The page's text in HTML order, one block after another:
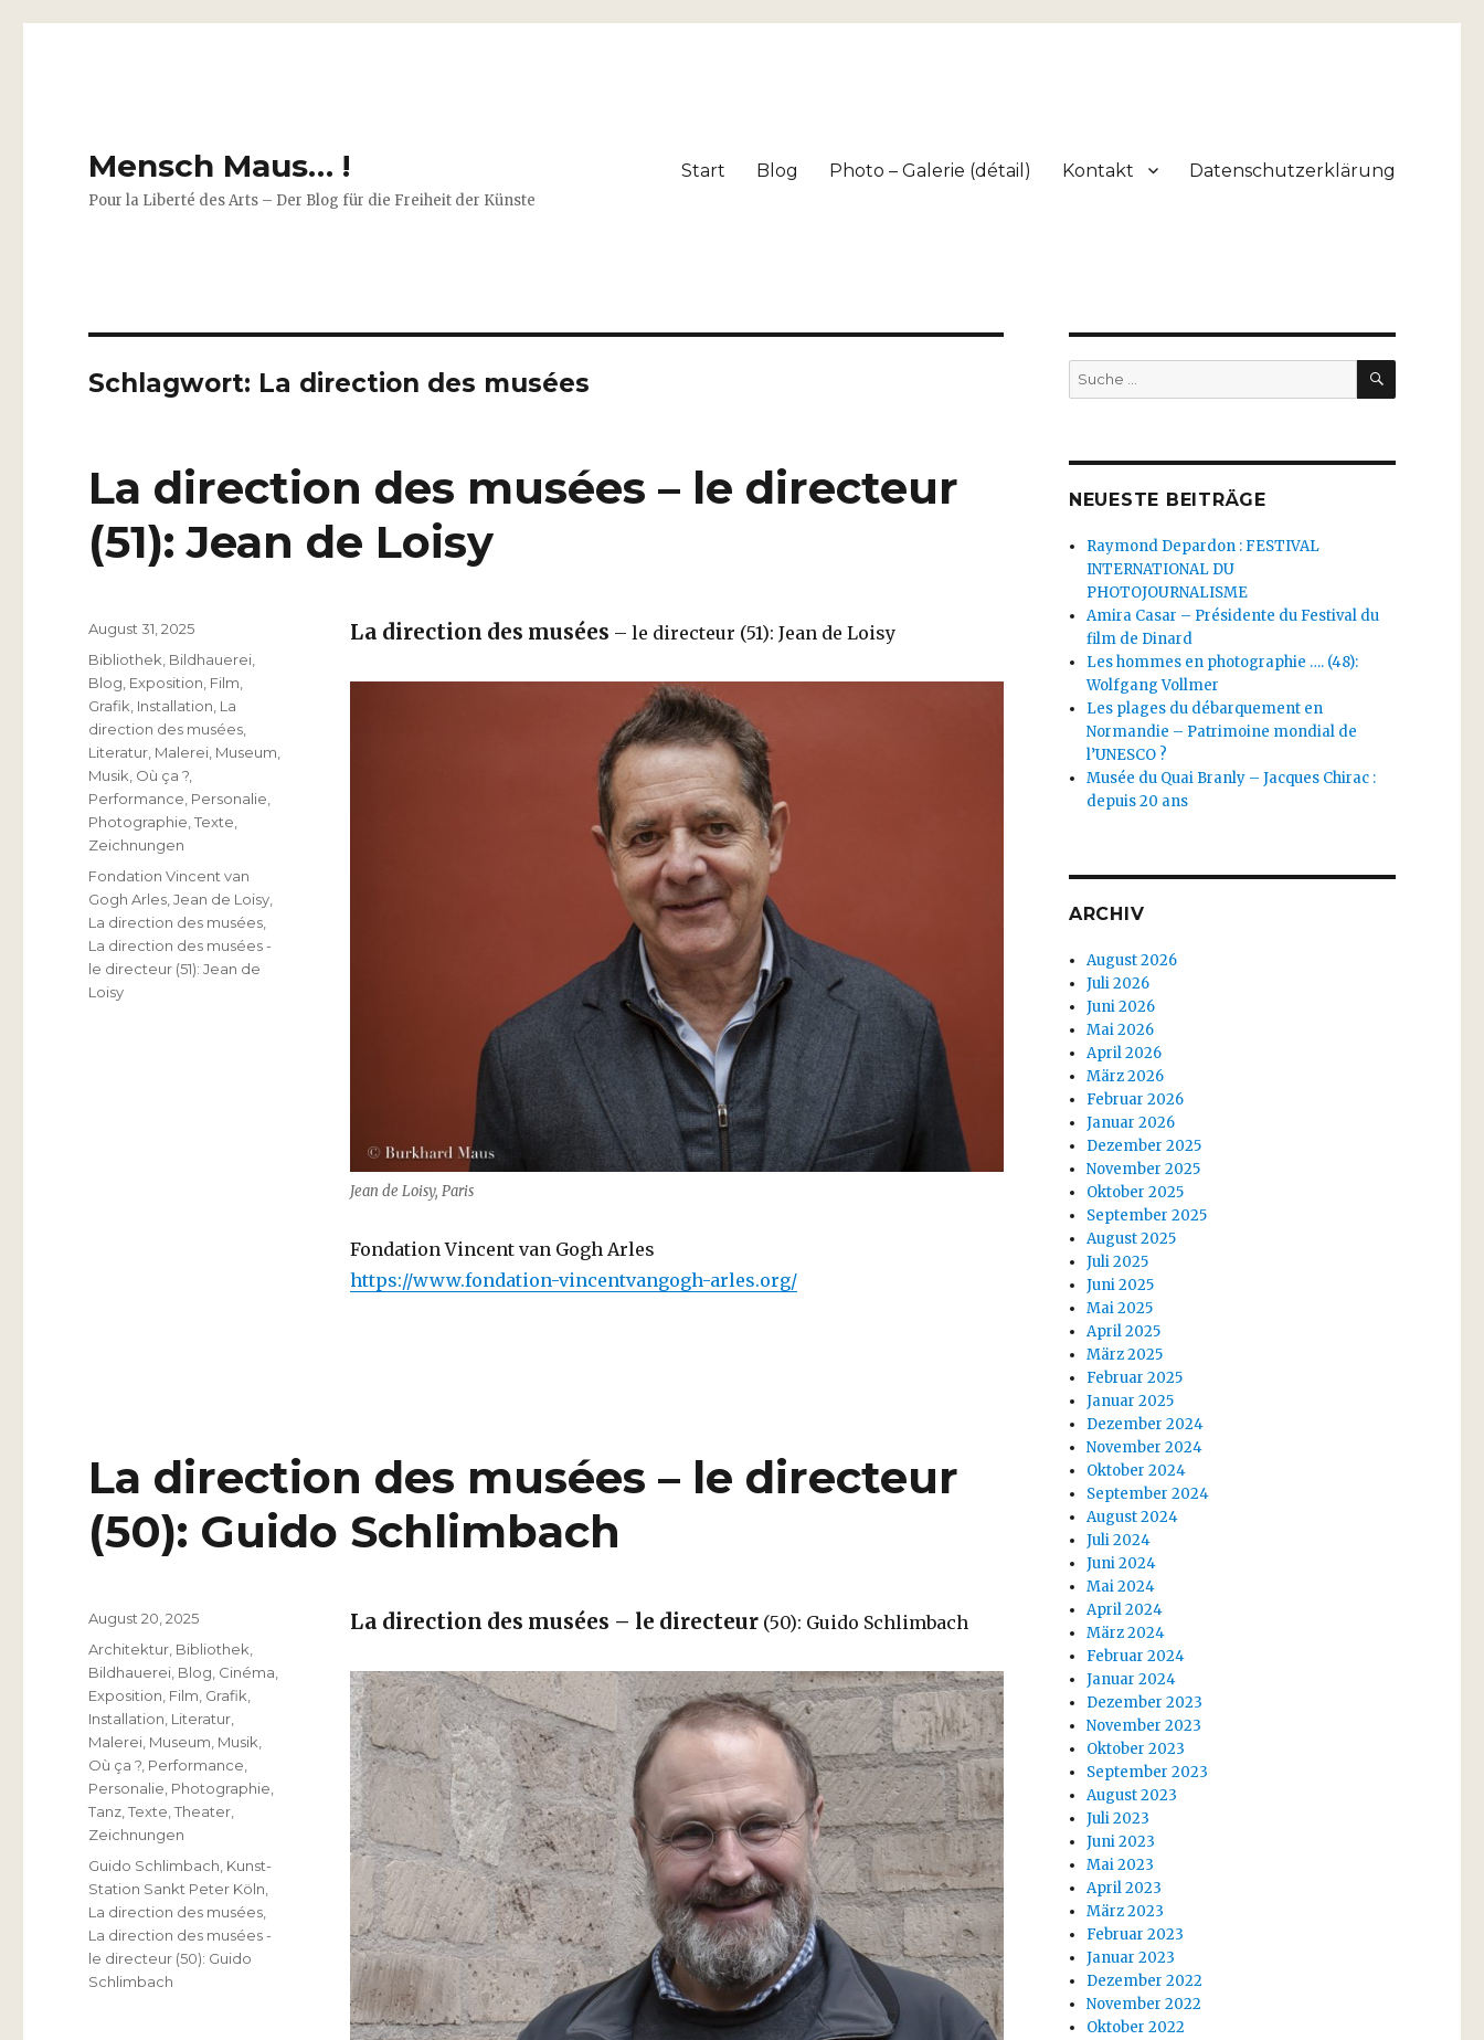
Mensch Maus… !
Pour la Liberté des Arts – Der Blog für die Freiheit der Künste
Start Blog Photo – Galerie (détail) Kontakt Datenschutzerklärung
Schlagwort: La direction des musées
La direction des musées – le directeur
(51): Jean de Loisy
La direction des musées – le directeur (51): Jean de Loisy
Jean de Loisy, Paris
Fondation Vincent van Gogh Arles
https://www.fondation-vincentvangogh-arles.org/
Veröffentlicht
am
August 31, 2025
Kategorien
Bibliothek Bildhauerei
Blog Exposition Film
Grafik Installation La
direction des musées
Literatur Malerei Museum
Musik Où ça ?
Performance Personalie
Photographie ,Texte
Zeichnungen
Schlagwörter
Fondation Vincent van
Gogh Arles ,Jean de Loisy
La direction des musées
La direction des musées -
le directeur (51): Jean de
Loisy
La direction des musées – le directeur
(50): Guido Schlimbach
La direction des musées – le directeur(50): Guido Schlimbach
Veröffentlicht
August 20, 2025
Kategorien
Architektur Bibliothek
Bildhauerei Blog Cinéma
Exposition Film Grafik
Installation Literatur
Malerei Museum Musik
Où ça ? Performance
Personalie Photographie
Tanz ,Texte ,Theater
Zeichnungen
Schlagwörter
Guido Schlimbach Kunst-
Station Sankt Peter Köln
La direction des musées
La direction des musées -
le directeur (50): Guido
Schlimbach
Suche
nach:
SUCHEN
NEUESTE BEITRÄGE
Raymond Depardon : FESTIVAL
INTERNATIONAL DU
PHOTOJOURNALISME
Amira Casar – Présidente du Festival du
film de Dinard
Les hommes en photographie …. (48):
Wolfgang Vollmer
Les plages du débarquement en
Normandie – Patrimoine mondial de
l’UNESCO ?
Musée du Quai Branly – Jacques Chirac :
depuis 20 ans
ARCHIV
August 2026
Juli 2026
Juni 2026
Mai 2026
April 2026
März 2026
Februar 2026
Januar 2026
Dezember 2025
November 2025
Oktober 2025
September 2025
August 2025
Juli 2025
Juni 2025
Mai 2025
April 2025
März 2025
Februar 2025
Januar 2025
Dezember 2024
November 2024
Oktober 2024
September 2024
August 2024
Juli 2024
Juni 2024
Mai 2024
April 2024
März 2024
Februar 2024
Januar 2024
Dezember 2023
November 2023
Oktober 2023
September 2023
August 2023
Juli 2023
Juni 2023
Mai 2023
April 2023
März 2023
Februar 2023
Januar 2023
Dezember 2022
November 2022
Oktober 2022